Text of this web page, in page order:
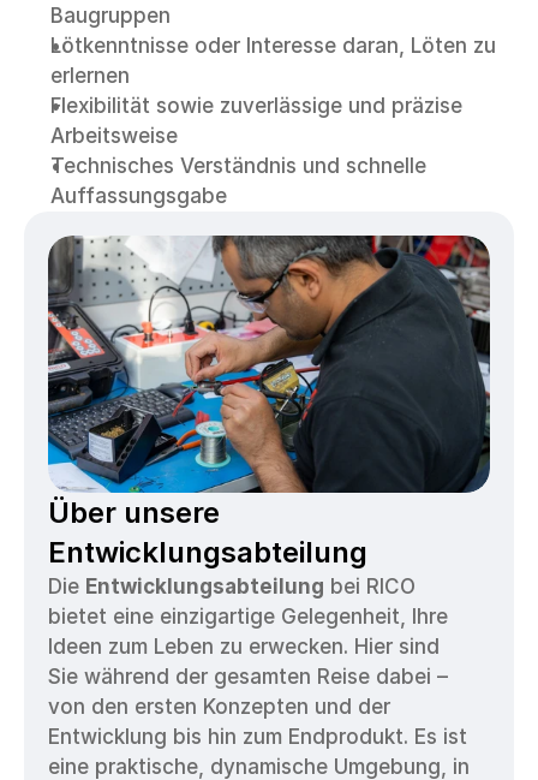
Baugruppen
Lötkenntnisse oder Interesse daran, Löten zu
erlernen
Flexibilität sowie zuverlässige und präzise
Arbeitsweise
Technisches Verständnis und schnelle
Auffassungsgabe
Über unsere
Entwicklungsabteilung
Die Entwicklungsabteilung bei RICO
bietet eine einzigartige Gelegenheit, Ihre
Ideen zum Leben zu erwecken. Hier sind
Sie während der gesamten Reise dabei –
von den ersten Konzepten und der
Entwicklung bis hin zum Endprodukt. Es ist
eine praktische, dynamische Umgebung, in